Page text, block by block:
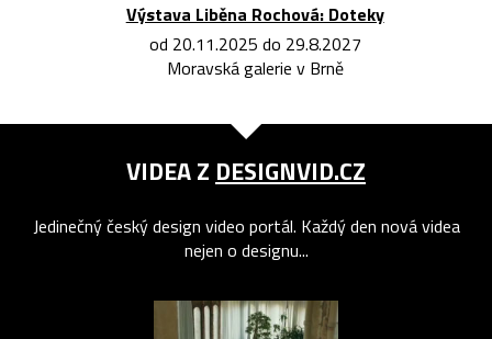
Výstava Liběna Rochová: Doteky
od 20.11.2025 do 29.8.2027
Moravská galerie v Brně
VIDEA Z DESIGNVID.CZ
Jedinečný český design video portál. Každý den nová videa
nejen o designu...